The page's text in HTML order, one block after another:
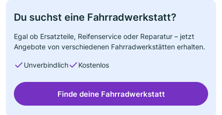
Du suchst eine Fahrradwerkstatt?
Egal ob Ersatzteile, Reifenservice oder Reparatur – jetzt
Angebote von verschiedenen Fahrradwerkstätten erhalten.
Unverbindlich Kostenlos
Finde deine Fahrradwerkstatt